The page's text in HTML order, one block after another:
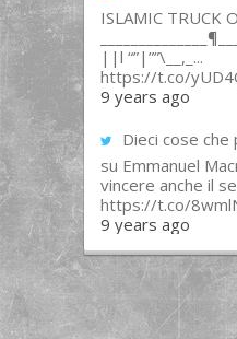
ISLAMIC TRUCK
||l “”|””\__,_...
https://t.co/
9 years ago
Dieci cose
su Emmanuel
vincere anche il
https://t.co/
9 years ago